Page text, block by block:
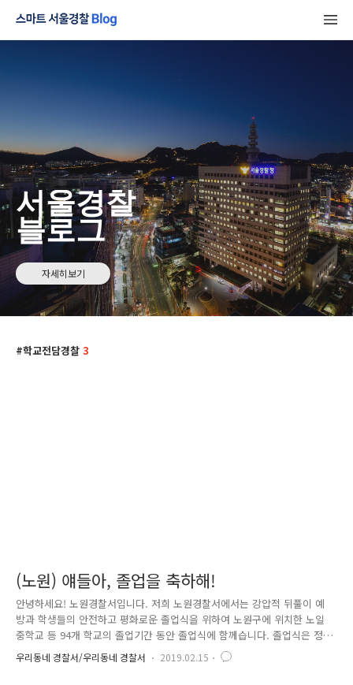
서울경찰
블로그
자세히보기
학교전담경찰 3
(노원) 얘들아, 졸업을 축하해!
안녕하세요! 노원경찰서입니다. 저희 노원경찰서에서는 강압적 뒤풀이 예
방과 학생들의 안전하고 평화로운 졸업식을 위하여 노원구에 위치한 노일
중학교 등 94개 학교의 졸업기간 동안 졸업식에 함께습니다. 졸업식은 정
들었던 친구들, 지도해주시던 선생님들과 헤어져, 또 다른 세상을 향해 나
아가는 뜻깊은 행사인데요. 이처럼 중요한 행사가 일부 강압적인 뒤풀이로
우리동네 경찰서/우리동네 경찰서 2019.02.15